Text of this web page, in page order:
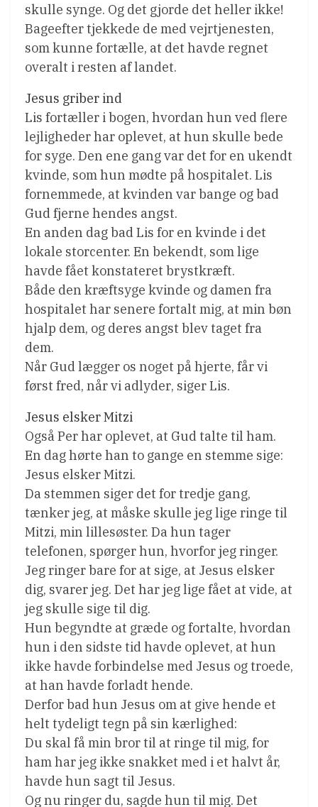
skulle synge. Og det gjorde det heller ikke!
Bageefter tjekkede de med vejrtjenesten,
som kunne fortælle, at det havde regnet
overalt i resten af landet.
Jesus griber ind
Lis fortæller i bogen, hvordan hun ved flere
lejligheder har oplevet, at hun skulle bede
for syge. Den ene gang var det for en ukendt
kvinde, som hun mødte på hospitalet. Lis
fornemmede, at kvinden var bange og bad
Gud fjerne hendes angst.
En anden dag bad Lis for en kvinde i det
lokale storcenter. En bekendt, som lige
havde fået konstateret brystkræft.
Både den kræftsyge kvinde og damen fra
hospitalet har senere fortalt mig, at min bøn
hjalp dem, og deres angst blev taget fra
dem.
Når Gud lægger os noget på hjerte, får vi
først fred, når vi adlyder, siger Lis.
Jesus elsker Mitzi
Også Per har oplevet, at Gud talte til ham.
En dag hørte han to gange en stemme sige:
Jesus elsker Mitzi.
Da stemmen siger det for tredje gang,
tænker jeg, at måske skulle jeg lige ringe til
Mitzi, min lillesøster. Da hun tager
telefonen, spørger hun, hvorfor jeg ringer.
Jeg ringer bare for at sige, at Jesus elsker
dig, svarer jeg. Det har jeg lige fået at vide, at
jeg skulle sige til dig.
Hun begyndte at græde og fortalte, hvordan
hun i den sidste tid havde oplevet, at hun
ikke havde forbindelse med Jesus og troede,
at han havde forladt hende.
Derfor bad hun Jesus om at give hende et
helt tydeligt tegn på sin kærlighed:
Du skal få min bror til at ringe til mig, for
ham har jeg ikke snakket med i et halvt år,
havde hun sagt til Jesus.
Og nu ringer du, sagde hun til mig. Det